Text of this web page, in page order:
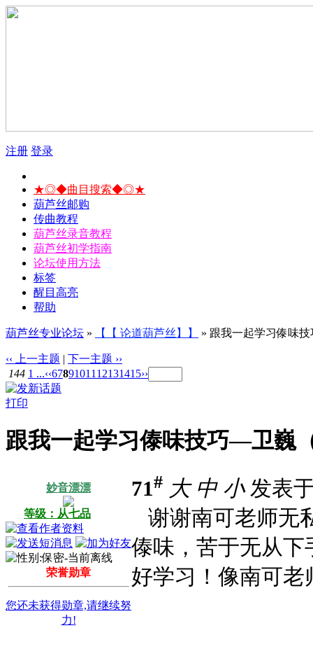
注册 登录
★◎◆曲目搜索◆◎★
葫芦丝邮购
传曲教程
葫芦丝录音教程
葫芦丝初学指南
论坛使用方法
标签
醒目高亮
帮助
葫芦丝专业论坛 » 【【 论道葫芦丝】】 » 跟我一起学习傣味
‹‹ 上一主题 | 下一主题 ››
144 1 ...‹‹67891011 12131415››
打印
跟我一起学习傣味技巧—卫巍
妙音漂漂
等级：从七品
荣誉勋章
您还未获得勋章,请继续努
力!
71# 大 中 小发表
谢谢南可老师无
傣味，苦于无从
好学习！像南可老